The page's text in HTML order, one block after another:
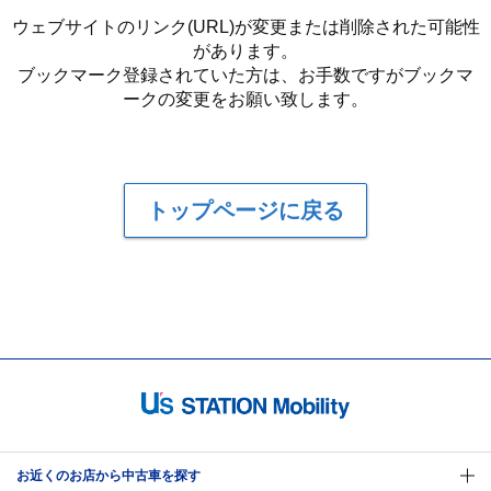
ウェブサイトのリンク(URL)が変更または削除された可能性
があります。
ブックマーク登録されていた方は、お手数ですがブックマ
ークの変更をお願い致します。
トップページに戻る
お近くのお店から中古車を探す